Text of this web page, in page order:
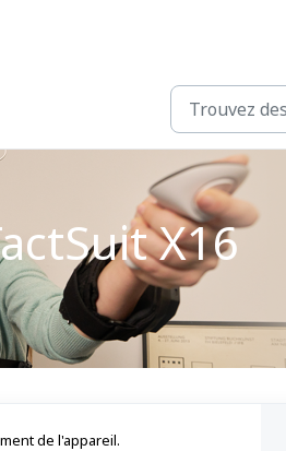
X16
de l'appareil.